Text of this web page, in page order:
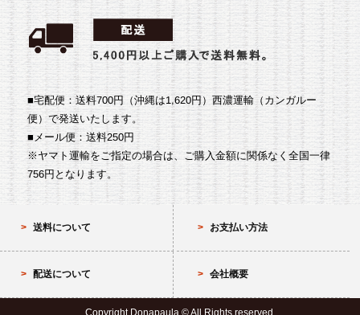
■宅配便：送料700円（沖縄は1,620円）西濃運輸（カンガルー
便）で発送いたします。
■メール便：送料250円
※ヤマト運輸をご指定の場合は、ご購入金額に関係なく全国一律
756円となります。
送料について お支払い方法
配送について 会社概要
Copyright Donapaula.© All Rights reserved.